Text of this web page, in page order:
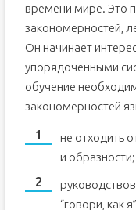
времени мире. Это
закономерностей,
Он начинает
упорядоченными
обучение
закономерностей
не отходить
и образности;
“говори, как